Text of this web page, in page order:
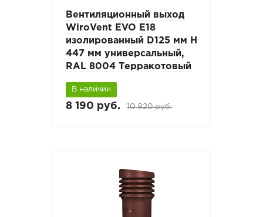
Вентиляционный выход
WiroVent EVO E18
изолированный D125 мм Н
447 мм универсальный,
RAL 8004 Терракотовый
В наличии
8 190 руб. 10 920 руб.